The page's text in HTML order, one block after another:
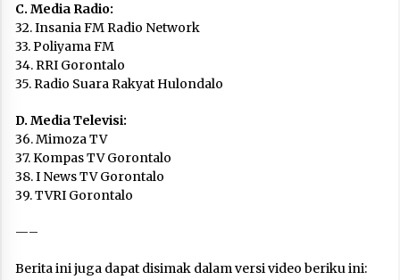
C. Media Radio:
32. Insania FM Radio Network
33. Poliyama FM
34. RRI Gorontalo
35. Radio Suara Rakyat Hulondalo
D. Media Televisi:
36. Mimoza TV
37. Kompas TV Gorontalo
38. I News TV Gorontalo
39. TVRI Gorontalo
—–
Berita ini juga dapat disimak dalam versi video beriku ini: